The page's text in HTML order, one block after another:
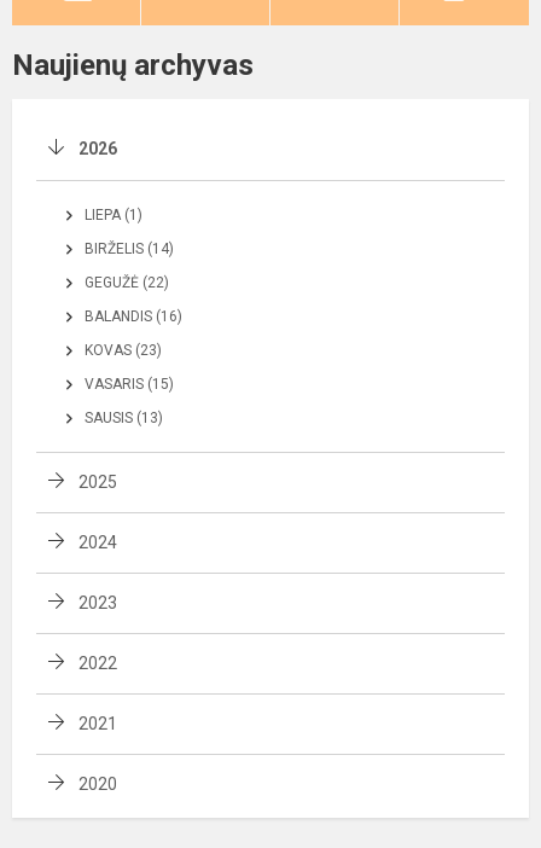
Naujienų archyvas
2026
LIEPA (1)
BIRŽELIS (14)
GEGUŽĖ (22)
BALANDIS (16)
KOVAS (23)
VASARIS (15)
SAUSIS (13)
2025
2024
2023
2022
2021
2020